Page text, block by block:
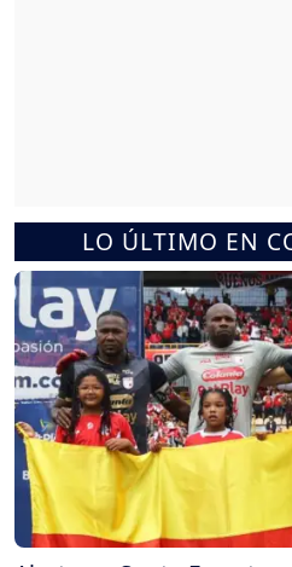
LO ÚLTIMO EN